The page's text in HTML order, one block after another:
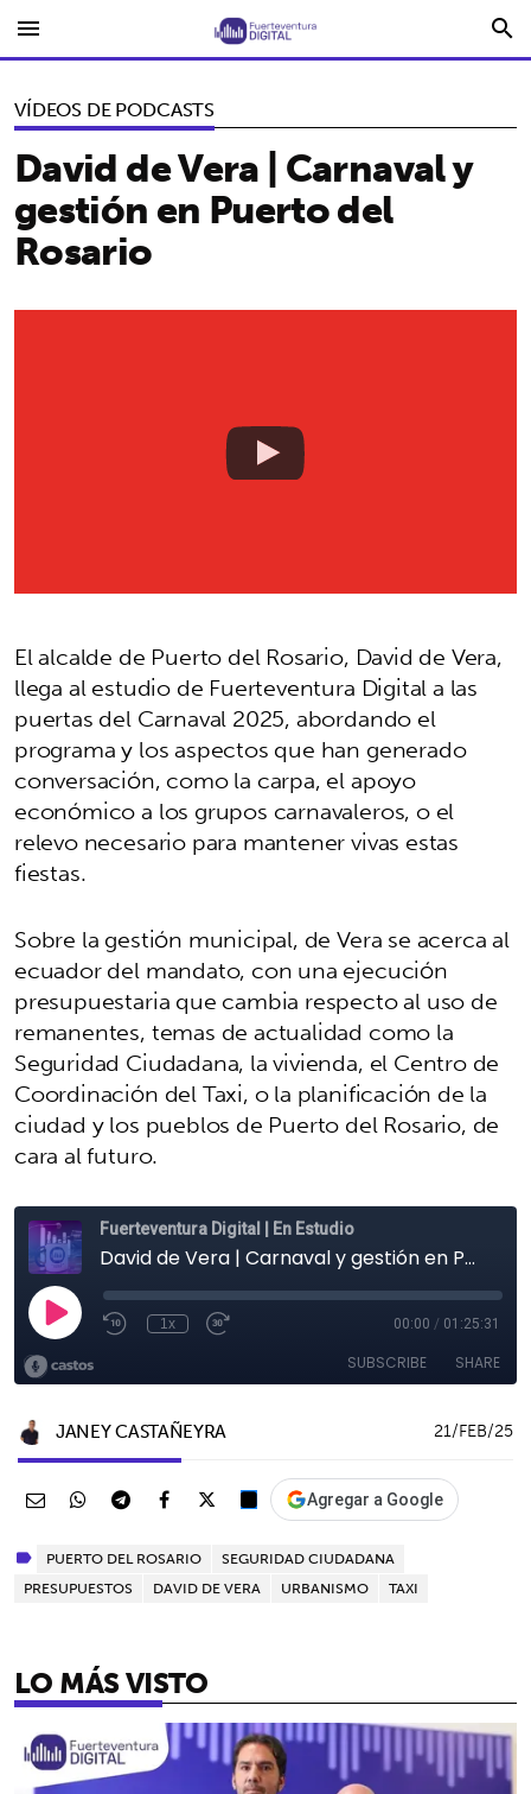
menu search
VÍDEOS DE PODCASTS
David de Vera | Carnaval y
gestión en Puerto del
Rosario
El alcalde de Puerto del Rosario, David de Vera,
llega al estudio de Fuerteventura Digital a las
puertas del Carnaval 2025, abordando el
programa y los aspectos que han generado
conversación, como la carpa, el apoyo
económico a los grupos carnavaleros, o el
relevo necesario para mantener vivas estas
fiestas.
Sobre la gestión municipal, de Vera se acerca al
ecuador del mandato, con una ejecución
presupuestaria que cambia respecto al uso de
remanentes, temas de actualidad como la
Seguridad Ciudadana, la vivienda, el Centro de
Coordinación del Taxi, o la planificación de la
ciudad y los pueblos de Puerto del Rosario, de
cara al futuro.
JANEY CASTAÑEYRA 21/FEB/25
Agregar a Google
PUERTO DEL ROSARIO
SEGURIDAD CIUDADANA
PRESUPUESTOS
DAVID DE VERA URBANISMO TAXI
LO MÁS VISTO